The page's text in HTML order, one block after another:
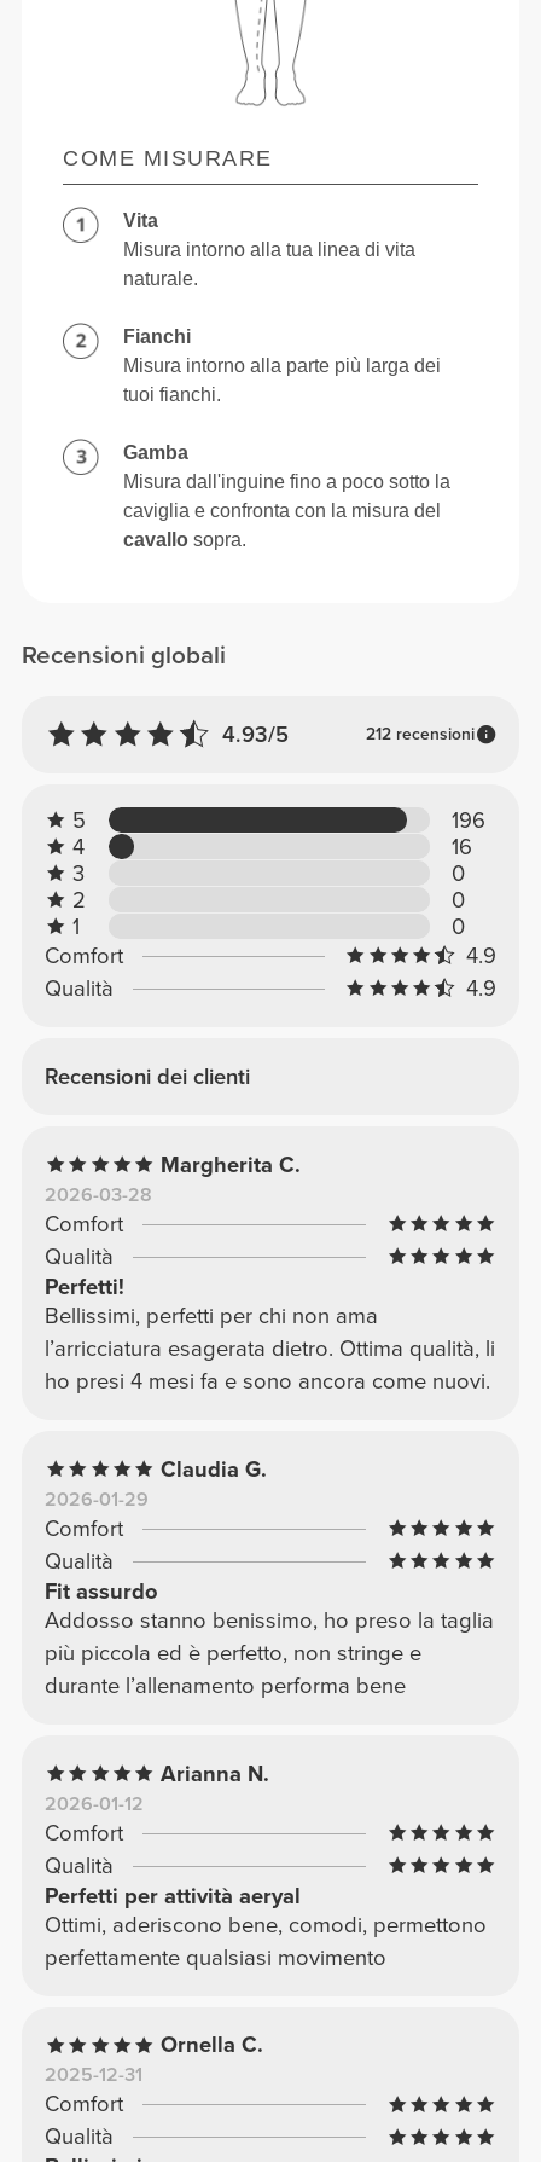
Recensioni globali
4.93/5 212 recensioni
5
196
4
16
3
0
2
0
1
0
Comfort
4.9
Qualità
4.9
Recensioni dei clienti
Margherita C.
2026-03-28
Comfort
Qualità
Perfetti!
Bellissimi, perfetti per chi non ama
l’arricciatura esagerata dietro. Ottima qualità, li
ho presi 4 mesi fa e sono ancora come nuovi.
Claudia G.
2026-01-29
Comfort
Qualità
Fit assurdo
Addosso stanno benissimo, ho preso la taglia
più piccola ed è perfetto, non stringe e
durante l’allenamento performa bene
Arianna N.
2026-01-12
Comfort
Qualità
Perfetti per attività aeryal
Ottimi, aderiscono bene, comodi, permettono
perfettamente qualsiasi movimento
Ornella C.
2025-12-31
Comfort
Qualità
COME MISURARE
Vita
Misura intorno alla tua linea di vita
naturale.
Fianchi
Misura intorno alla parte più larga dei
tuoi fianchi.
Gamba
Misura dall'inguine fino a poco sotto la
caviglia e confronta con la misura del
cavallo sopra.